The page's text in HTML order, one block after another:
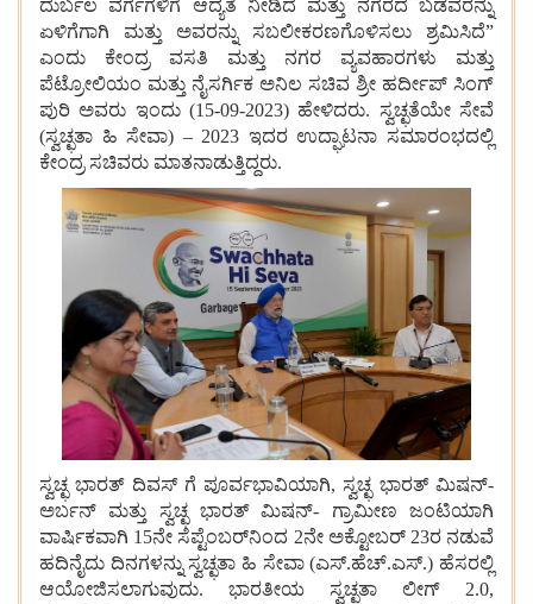
ದುರ್ಬಲ ವರ್ಗಗಳಿಗೆ ಆದ್ಯತೆ ನೀಡಿದೆ ಮತ್ತು ನಗರದ ಬಡವರನ್ನು
ಏಳಿಗೆಗಾಗಿ ಮತ್ತು ಅವರನ್ನು ಸಬಲೀಕರಣಗೊಳಿಸಲು ಶ್ರಮಿಸಿದೆ”
ಎಂದು ಕೇಂದ್ರ ವಸತಿ ಮತ್ತು ನಗರ ವ್ಯವಹಾರಗಳು ಮತ್ತು
ಪೆಟ್ರೋಲಿಯಂ ಮತ್ತು ನೈಸರ್ಗಿಕ ಅನಿಲ ಸಚಿವ ಶ್ರೀ ಹರ್ದೀಪ್ ಸಿಂಗ್
ಪುರಿ ಅವರು ಇಂದು (15-09-2023) ಹೇಳಿದರು. ಸ್ವಚ್ಛತೆಯೇ ಸೇವೆ
(ಸ್ವಚ್ಛತಾ ಹಿ ಸೇವಾ) – 2023 ಇದರ ಉದ್ಘಾಟನಾ ಸಮಾರಂಭದಲ್ಲಿ
ಕೇಂದ್ರ ಸಚಿವರು ಮಾತನಾಡುತ್ತಿದ್ದರು.
ಸ್ವಚ್ಛ ಭಾರತ್ ದಿವಸ್‌ ಗೆ ಪೂರ್ವಭಾವಿಯಾಗಿ, ಸ್ವಚ್ಛ ಭಾರತ್ ಮಿಷನ್-
ಅರ್ಬನ್ ಮತ್ತು ಸ್ವಚ್ಛ ಭಾರತ್ ಮಿಷನ್- ಗ್ರಾಮೀಣ ಜಂಟಿಯಾಗಿ
ವಾರ್ಷಿಕವಾಗಿ 15ನೇ ಸೆಪ್ಟೆಂಬರ್‌ನಿಂದ 2ನೇ ಅಕ್ಟೋಬರ್ 23ರ ನಡುವೆ
ಹದಿನೈದು ದಿನಗಳನ್ನು ಸ್ವಚ್ಛತಾ ಹಿ ಸೇವಾ (ಎಸ್.ಹೆಚ್.ಎಸ್.) ಹೆಸರಲ್ಲಿ
ಆಯೋಜಿಸಲಾಗುವುದು. ಭಾರತೀಯ ಸ್ವಚ್ಛತಾ ಲೀಗ್ 2.0,